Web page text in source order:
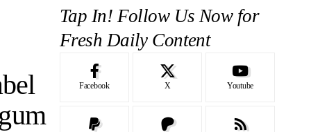
Tap In! Follow Us Now for
Fresh Daily Content
Facebook X Youtube